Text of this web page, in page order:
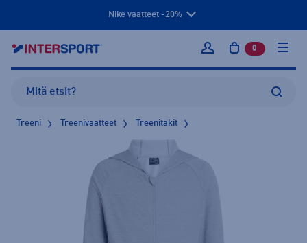
Nike vaatteet -20%
Kirjaudu sisään
0 tuotetta
Treeni Treenivaatteet Treenitakit